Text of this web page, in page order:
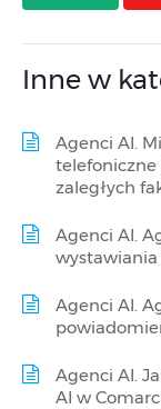
Inne w
Agenci AI.
zaległych
Agenci AI.
Agenci AI.
Agenci AI.
AI w